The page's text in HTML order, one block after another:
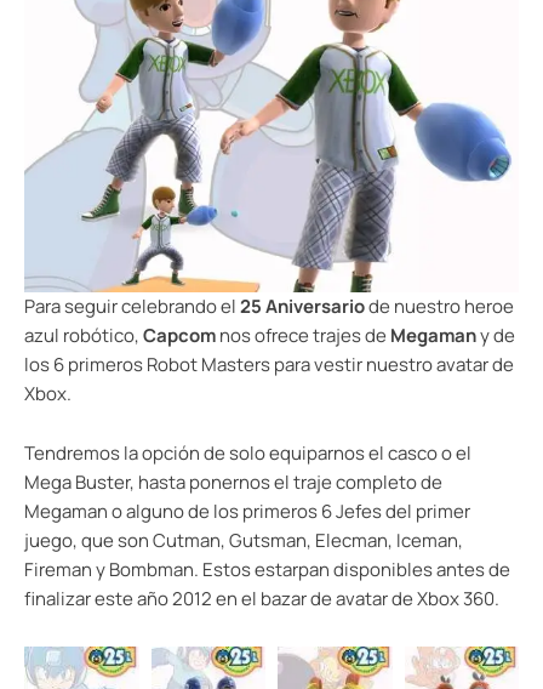
Para seguir celebrando el25 Aniversariode nuestro heroe
azul robótico,Capcomnos ofrece trajes de Megamany de
los 6 primeros Robot Masters para vestir nuestro avatar de
Xbox.
Tendremos la opción de solo equiparnos el casco o el
Mega Buster, hasta ponernos el traje completo de
Megaman o alguno de los primeros 6 Jefes del primer
juego, que son Cutman, Gutsman, Elecman, Iceman,
Fireman y Bombman. Estos estarpan disponibles antes de
finalizar este año 2012 en el bazar de avatar de Xbox 360.